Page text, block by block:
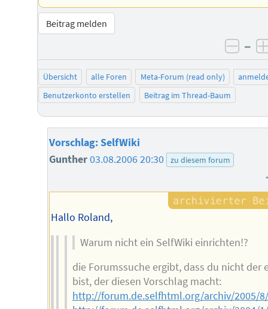
Beitrag melden
–
Übersicht alle Foren Meta-Forum (read only)
Benutzerkonto erstellen
Beitrag im Thread-Baum
Vorschlag: SelfWiki
Gunther03.08.2006 20:30 zu diesem forum
Hallo Roland,
Warum nicht ein SelfWiki einrichten!?
die Forumssuche ergibt, dass du nicht der
bist, der diesen Vorschlag macht:
http://forum.de.selfhtml.org/archiv/2005/